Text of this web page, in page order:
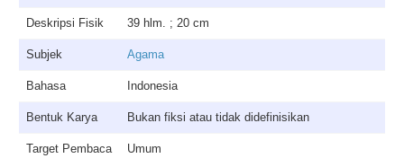
Deskripsi Fisik 39 hlm. ; 20 cm
Subjek Agama
Bahasa Indonesia
Bentuk Karya Bukan fiksi atau tidak didefinisikan
Target Pembaca Umum